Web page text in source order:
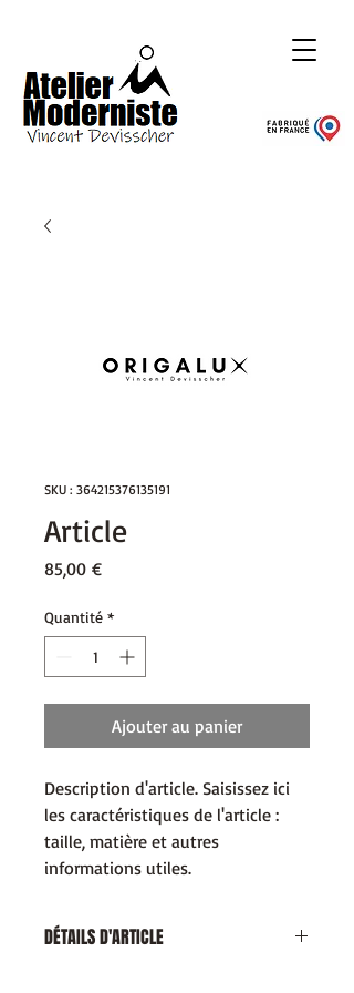
SKU : 364215376135191
Article
85,00 €Prix
Quantité *
Ajouter au panier
Description d'article. Saisissez ici
les caractéristiques de l'article :
taille, matière et autres
informations utiles.
DÉTAILS D'ARTICLE